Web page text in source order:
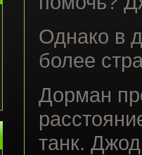
Однако в
более
Дорман
танк.